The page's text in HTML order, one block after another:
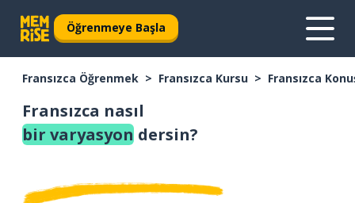
Öğrenmeye Başla
Fransızca Öğrenmek Fransızca Kursu Fransızca
Fransızca nasıl
bir varyasyon dersin?